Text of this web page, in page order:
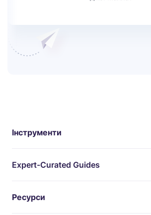
Інструменти
Expert-Curated Guides
Ресурси